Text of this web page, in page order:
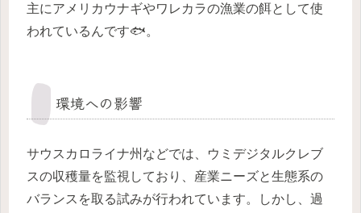
主にアメリカウナギやワレカラの漁業の餌として使
われているんです🐟。
環境への影響
サウスカロライナ州などでは、ウミデジタルクレブ
スの収穫量を監視しており、産業ニーズと生態系の
バランスを取る試みが行われています。しかし、過